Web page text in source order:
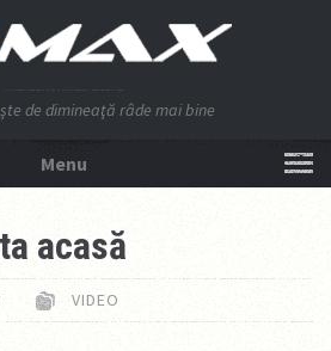
de dimineaţă râde mai bine
Menu
acasă
VIDEO